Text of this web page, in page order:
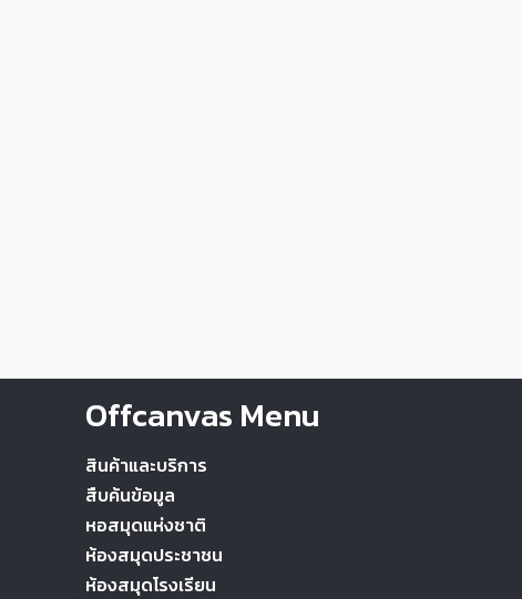
Offcanvas Menu
สินค้าและบริการ
สืบค้นข้อมูล
หอสมุดแห่งชาติ
ห้องสมุดประชาชน
ห้องสมุดโรงเรียน